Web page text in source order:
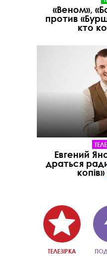
«Веном»,
против
кто
Евгений
драться
копів»
ТЕЛЕЗІРКА